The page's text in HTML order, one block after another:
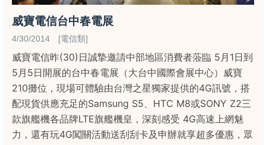
威寶電信台中春電展
4/30/2014 [電信類]
威寶電信昨(30)日誠摯邀請中部地區消費者蒞臨 5月1日到
5月5日開展的台中春電展（大台中國際會展中心）威寶
210攤位，現場可體驗由台灣之星獨家提供的4G訊號，搭
配現貨供應充足的Samsung S5、HTC M8或SONY Z2三
款旗艦機各品牌LTE旗艦機皇，深刻感受 4G高速上網魅
力，還有玩4G闖關活動送刮刮卡及申辦就享超多優惠，眾